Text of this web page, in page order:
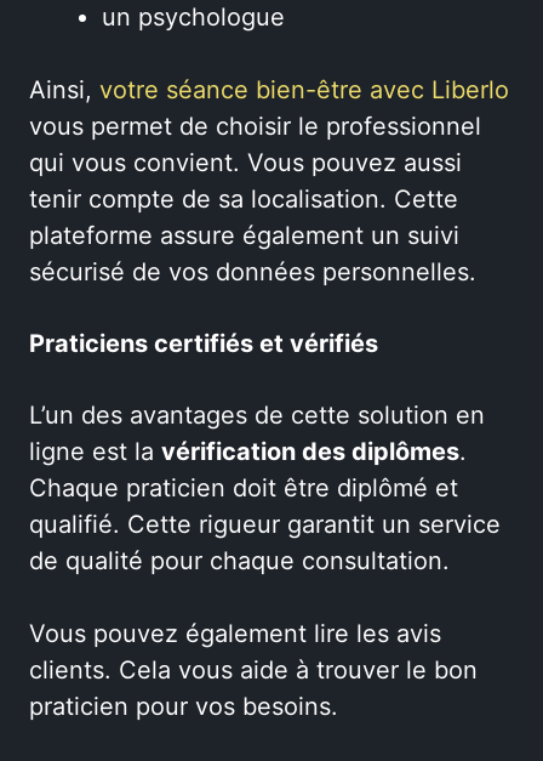
un psychologue
Ainsi, votre séance bien-être avec Liberlo
vous permet de choisir le professionnel
qui vous convient. Vous pouvez aussi
tenir compte de sa localisation. Cette
plateforme assure également un suivi
sécurisé de vos données personnelles.
Praticiens certifiés et vérifiés
L’un des avantages de cette solution en
ligne est la vérification des diplômes.
Chaque praticien doit être diplômé et
qualifié. Cette rigueur garantit un service
de qualité pour chaque consultation.
Vous pouvez également lire les avis
clients. Cela vous aide à trouver le bon
praticien pour vos besoins.